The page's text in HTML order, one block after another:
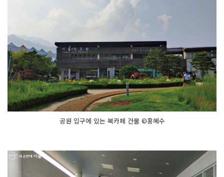
공원 입구에 있는 북카페 건물 ©홍혜수